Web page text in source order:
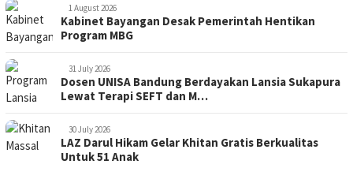
1 August 2026
Kabinet Bayangan Desak Pemerintah Hentikan
Program MBG
31 July 2026
Dosen UNISA Bandung Berdayakan Lansia Sukapura
Lewat Terapi SEFT dan M…
30 July 2026
LAZ Darul Hikam Gelar Khitan Gratis Berkualitas
Untuk 51 Anak